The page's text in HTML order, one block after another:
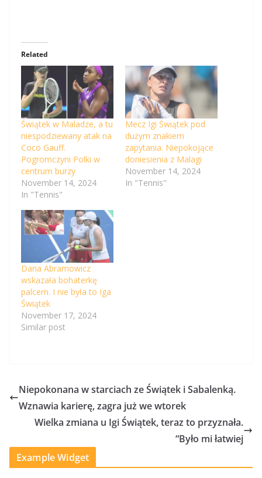
Related
Świątek w Maladze, a tu
niespodziewany atak na
Coco Gauff.
Pogromczyni Polki w
centrum burzy
November 14, 2024
In "Tennis"
Mecz Igi Świątek pod
dużym znakiem
zapytania. Niepokojące
doniesienia z Malagi
November 14, 2024
In "Tennis"
Daria Abramowicz
wskazała bohaterkę
palcem. I nie była to Iga
Świątek
November 17, 2024
Similar post
Niepokonana w starciach ze Świątek i Sabalenką.
Wznawia karierę, zagra już we wtorek
Wielka zmiana u Igi Świątek, teraz to przyznała.
“Było mi łatwiej
Example Widget